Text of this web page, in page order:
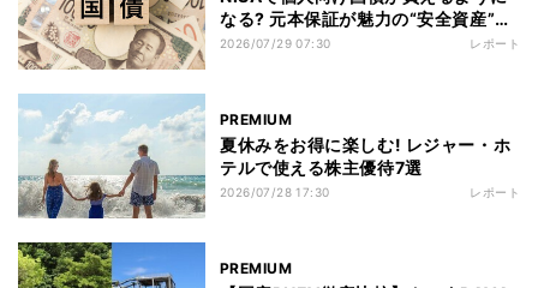
なる? 元本保証が魅力の“安全資産”、
向いている人・いない人
2026/07/29 07:30 レポート
PREMIUM
夏休みをお得に楽しむ! レジャー・ホ
テルで使える株主優待7選
2026/07/28 17:30 レポート
PREMIUM